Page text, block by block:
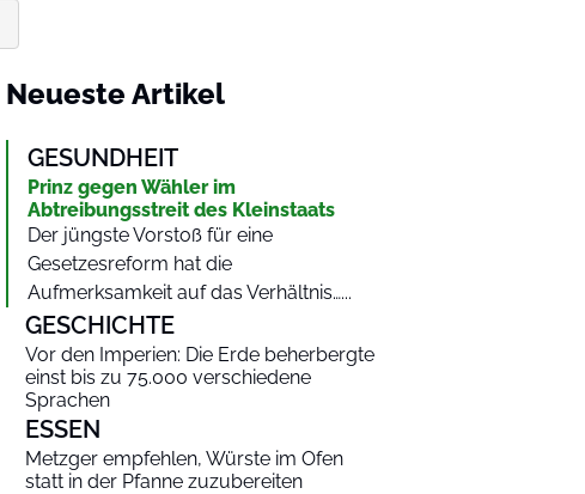
Neueste Artikel
GESUNDHEIT
Prinz gegen Wähler im
Abtreibungsstreit des Kleinstaats
Der jüngste Vorstoß für eine
Gesetzesreform hat die
Aufmerksamkeit auf das Verhältnis…...
GESCHICHTE
Vor den Imperien: Die Erde beherbergte
einst bis zu 75.000 verschiedene
Sprachen
ESSEN
Metzger empfehlen, Würste im Ofen
statt in der Pfanne zuzubereiten